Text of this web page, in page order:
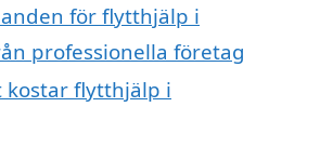
för flytthjälp i
professionella företag
kostar flytthjälp i